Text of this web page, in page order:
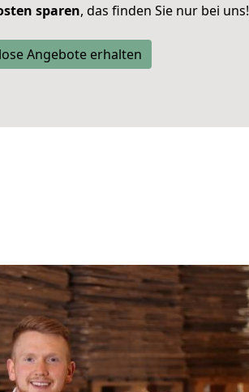
sparen, das finden Sie nur bei uns!
Angebote erhalten